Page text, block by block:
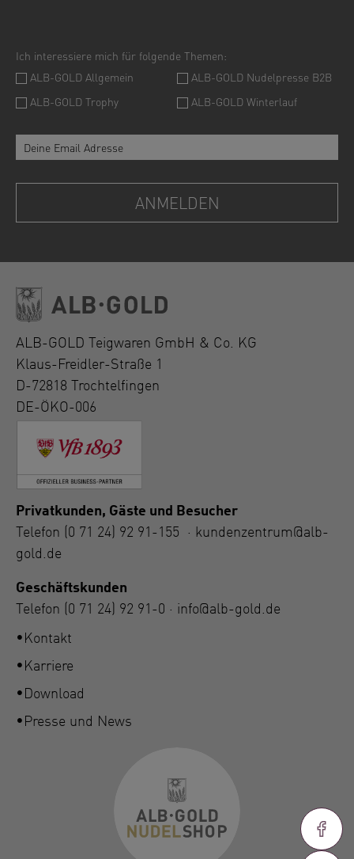
ALB-GOLD Teigwaren GmbH & Co. KG
Klaus-Freidler-Straße 1
D-72818 Trochtelfingen
DE-ÖKO-006
Privatkunden, Gäste und Besucher
Telefon
(0 71 24) 92 91-155 · kundenzentrum@alb-
gold.de
Geschäftskunden
Telefon
(0 71 24) 92 91-0 · info@alb-gold.de
Kontakt
Karriere
Download
Presse und News